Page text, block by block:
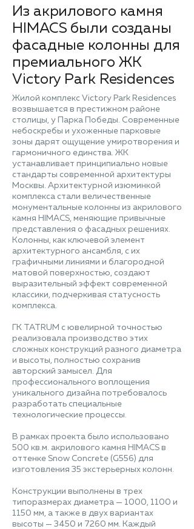
Из акрилового камня
HIMACS были созданы
фасадные колонны для
премиального ЖК
Victory Park Residences
Жилой комплекс Victory Park Residences
возвышается в престижном районе
столицы, у Парка Победы. Современные
небоскребы и ухоженные парковые
зоны дарят ощущение умиротворения и
гармоничного единства. ЖК
устанавливает принципиально новые
стандарты современной архитектуры
Москвы. Архитектурной изюминкой
комплекса стали величественные
монументальные колонны из акрилового
камня HIMACS, меняющие привычные
представления о фасадных решениях.
Колонны, как ключевой элемент
архитектурного ансамбля, с их
графичными линиями и благородной
матовой поверхностью, создают
выразительный эффект современной
классики, подчеркивая статусность
комплекса.
ГК TATRUM с ювелирной точностью
реализовала производство этих
сложных конструкций разного диаметра
и высоты, полностью сохранив
авторский замысел. Для
профессионального воплощения
уникального дизайна потребовалось
разработать специальные
технологические процессы.
В рамках проекта было использовано
500 кв.м. акрилового камня HIMACS в
оттенке Snow Concrete (G556) для
изготовления 35 экстерьерных колонн.
Конструкции выполнены в трех
типоразмерах диаметра — 1000, 1100 и
1150 мм, а также в двух вариантах
высоты — 3450 и 7260 мм. Каждый